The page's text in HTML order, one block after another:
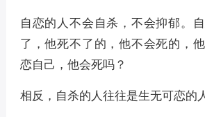
自恋的人不会自杀，不会抑郁。
了，他死不了的，他不会死的，
恋自己，他会死吗？
相反，自杀的人往往是生无可恋的人